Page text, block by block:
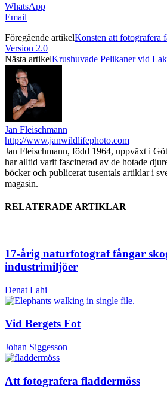
WhatsApp
Email
Föregående artikelKonsten att fotografera
Version 2.0
Nästa artikelKrushuvade Pelikaner vid
Jan Fleischmann
http://www.janwildlifephoto.com
Jan Fleischmann, född 1964, uppväxt i
har alltid varit fascinerad av de hotade
böcker och publicerat tusentals artiklar i
magasin.
RELATERADE ARTIKLAR
17-årig naturfotograf fångar
industrimiljöer
Denat Lahi
Vid Bergets Fot
Johan Siggesson
Att fotografera fladdermöss